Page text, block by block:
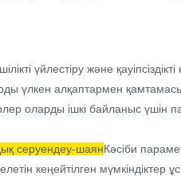
үйлестіру және
үлкен алқаптармен
оларды ішкі байланыс үшін
серуендеу-шаянКәсіби
кеңейтілген мүмкіндіктер